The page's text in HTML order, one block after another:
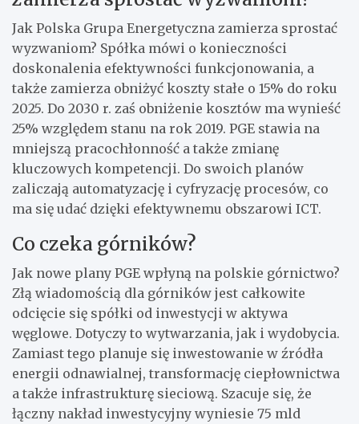
Jak Polska Grupa Energetyczna zamierza sprostać
wyzwaniom? Spółka mówi o konieczności
doskonalenia efektywności funkcjonowania, a
także zamierza obniżyć koszty stałe o 15% do roku
2025. Do 2030 r. zaś obniżenie kosztów ma wynieść
25% względem stanu na rok 2019. PGE stawia na
mniejszą pracochłonność a także zmianę
kluczowych kompetencji. Do swoich planów
zaliczają automatyzację i cyfryzację procesów, co
ma się udać dzięki efektywnemu obszarowi ICT.
Co czeka górników?
Jak nowe plany PGE wpłyną na polskie górnictwo?
Złą wiadomością dla górników jest całkowite
odcięcie się spółki od inwestycji w aktywa
węglowe. Dotyczy to wytwarzania, jak i wydobycia.
Zamiast tego planuje się inwestowanie w źródła
energii odnawialnej, transformację ciepłownictwa
a także infrastrukturę sieciową. Szacuje się, że
łączny nakład inwestycyjny wyniesie 75 mld